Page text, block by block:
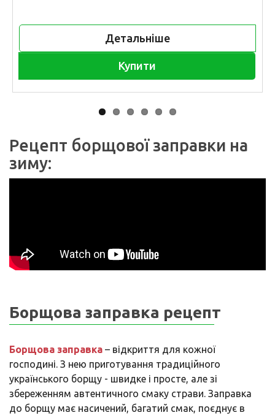
Детальніше
Купити
Рецепт борщової заправки на
зиму:
Борщова заправка рецепт
Борщова заправка – відкриття для кожної
господині. З нею приготування традиційного
українського борщу - швидке і просте, але зі
збереженням автентичного смаку страви. Заправка
до борщу має насичений, багатий смак, поєднує в